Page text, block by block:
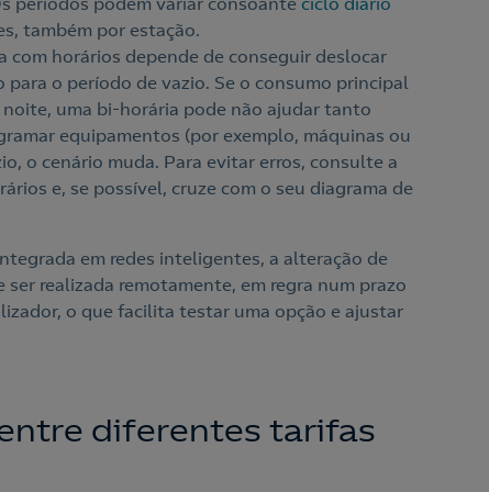
também por estação.
com horários depende de conseguir deslocar
o período de vazio. Se o consumo principal
uma bi-horária pode não ajudar tanto
equipamentos (por exemplo, máquinas ou
o cenário muda. Para evitar erros, consulte a
e, se possível, cruze com o seu diagrama de
em redes inteligentes, a alteração de
realizada remotamente, em regra num prazo
o que facilita testar uma opção e ajustar
diferentes tarifas